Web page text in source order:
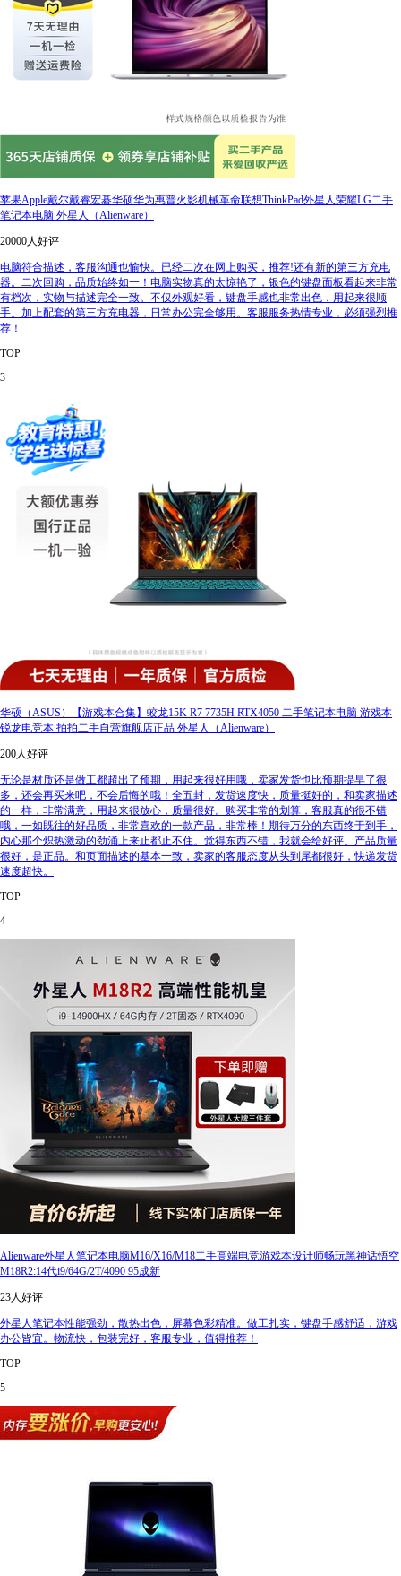
苹果Apple戴尔戴睿宏碁华硕华为惠普火影机械革命联想ThinkPad外星人荣耀LG二手
笔记本电脑 外星人（Alienware）
20000人好评
电脑符合描述，客服沟通也愉快。已经二次在网上购买，推荐!还有新的第三方充电
器。二次回购，品质始终如一！电脑实物真的太惊艳了，银色的键盘面板看起来非常
有档次，实物与描述完全一致。不仅外观好看，键盘手感也非常出色，用起来很顺
手。加上配套的第三方充电器，日常办公完全够用。客服服务热情专业，必须强烈推
荐！
TOP
3
华硕（ASUS）【游戏本合集】蛟龙15K R7 7735H RTX4050 二手笔记本电脑 游戏本
锐龙电竞本 拍拍二手自营旗舰店正品 外星人（Alienware）
200人好评
无论是材质还是做工都超出了预期，用起来很好用哦，卖家发货也比预期提早了很
多，还会再买来吧，不会后悔的哦！全五封，发货速度快，质量挺好的，和卖家描述
的一样，非常满意，用起来很放心，质量很好。购买非常的划算，客服真的很不错
哦，一如既往的好品质，非常喜欢的一款产品，非常棒！期待万分的东西终于到手，
内心那个炽热激动的劲涌上来止都止不住。觉得东西不错，我就会给好评。产品质量
很好，是正品。和页面描述的基本一致，卖家的客服态度从头到尾都很好，快递发货
速度超快。
TOP
4
Alienware外星人笔记本电脑M16/X16/M18二手高端电竞游戏本设计师畅玩黑神话悟空
M18R2:14代i9/64G/2T/4090 95成新
23人好评
外星人笔记本性能强劲，散热出色，屏幕色彩精准。做工扎实，键盘手感舒适，游戏
办公皆宜。物流快，包装完好，客服专业，值得推荐！
TOP
5